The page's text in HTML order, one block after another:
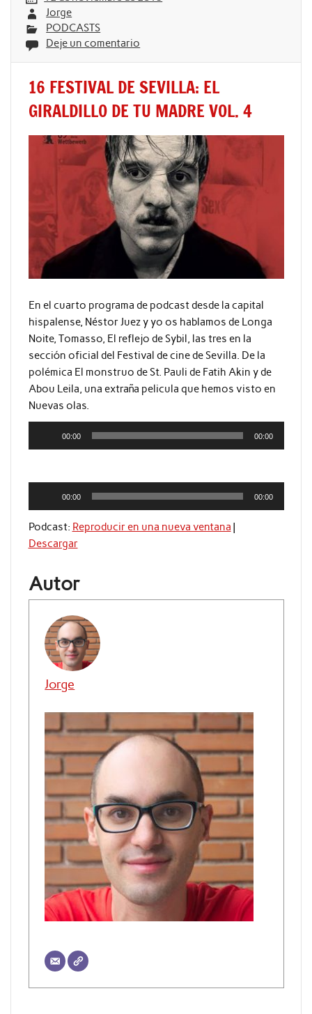
Jorge
PODCASTS
Deje un comentario
16 FESTIVAL DE SEVILLA: EL
GIRALDILLO DE TU MADRE VOL. 4
En el cuarto programa de podcast desde la capital
hispalense, Néstor Juez y yo os hablamos de Longa
Noite, Tomasso, El reflejo de Sybil, las tres en la
sección oficial del Festival de cine de Sevilla. De la
polémica El monstruo de St. Pauli de Fatih Akin y de
Abou Leila, una extraña pelicula que hemos visto en
Nuevas olas.
00:00 00:00
audio
00:00 00:00
Podcast: Reproducir en una nueva ventana |
Descargar
Autor
Jorge